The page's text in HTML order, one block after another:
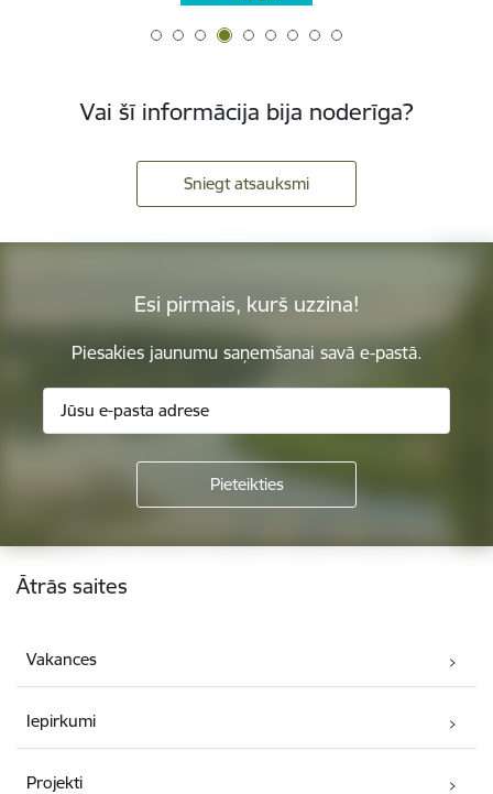
Vai šī informācija bija noderīga?
Sniegt atsauksmi
Esi pirmais, kurš uzzina!
Piesakies jaunumu saņemšanai savā e-pastā.
Kājene
Ātrās saites
Vakances
Iepirkumi
Projekti